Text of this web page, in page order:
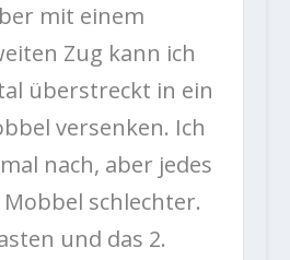
mit einem
Zug kann ich
überstreckt in ein
versenken. Ich
nach, aber jedes
schlechter.
und das 2.